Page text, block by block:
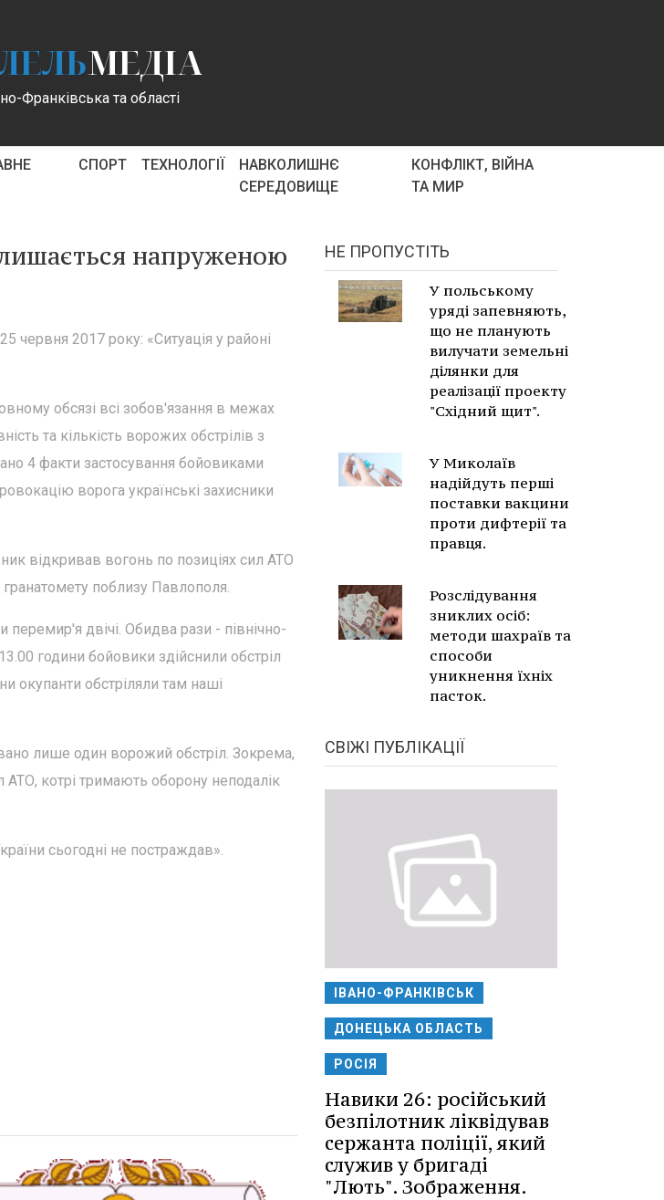
МЕДІА
Франківська та області
СПОРТ ТЕХНОЛОГІЇ
НАВКОЛИШНЄ
СЕРЕДОВИЩЕ
КОНФЛІКТ, ВІЙНА
ТА МИР
напруженою
червня 2017 року: «Ситуація у районі
обсязі всі зобов'язання в межах
та кількість ворожих обстрілів з
4 факти застосування бойовиками
ворога українські захисники
відкривав вогонь по позиціях сил АТО
гранатомету поблизу Павлополя.
двічі. Обидва рази - північно-
години бойовики здійснили обстріл
окупанти обстріляли там наші
лише один ворожий обстріл. Зокрема,
АТО, котрі тримають оборону неподалік
сьогодні не постраждав».
НЕ ПРОПУСТІТЬ
У польському
уряді запевняють,
що не планують
вилучати земельні
ділянки для
реалізації проекту
"Східний щит".
У Миколаїв
надійдуть перші
поставки вакцини
проти дифтерії та
правця.
Розслідування
зниклих осіб:
методи шахраїв та
способи
уникнення їхніх
пасток.
СВІЖІ ПУБЛІКАЦІЇ
ІВАНО-ФРАНКІВСЬК
ДОНЕЦЬКА ОБЛАСТЬ
РОСІЯ
Навики 26: російський
безпілотник ліквідував
сержанта поліції, який
служив у бригаді
"Лють". Зображення.